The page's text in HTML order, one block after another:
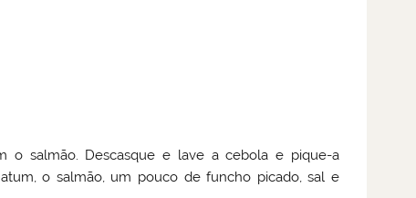
o salmão. Descasque e lave a cebola e pique-a
o salmão, um pouco de funcho picado, sal e